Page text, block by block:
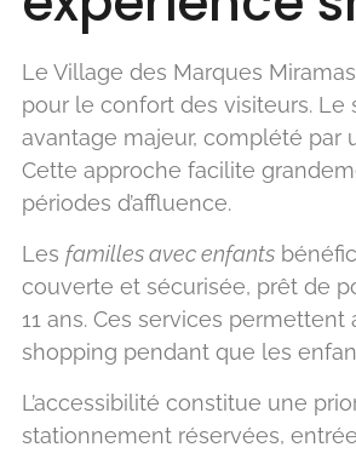
Le Village des Marques
pour le confort des visiteurs.
avantage majeur, complété par
Cette approche facilite
périodes d’affluence.
Les familles avec enfants
couverte et sécurisée, prêt de
11 ans. Ces services
shopping pendant que les
L’accessibilité constitue une
stationnement réservées,